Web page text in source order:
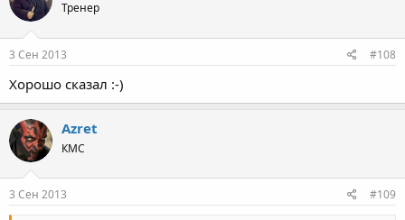
Тренер
3 Сен 2013 #108
Хорошо сказал :-)
Azret
КМС
3 Сен 2013 #109